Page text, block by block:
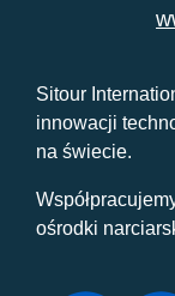
Sitour
innowacji
na świecie.
ośrodki